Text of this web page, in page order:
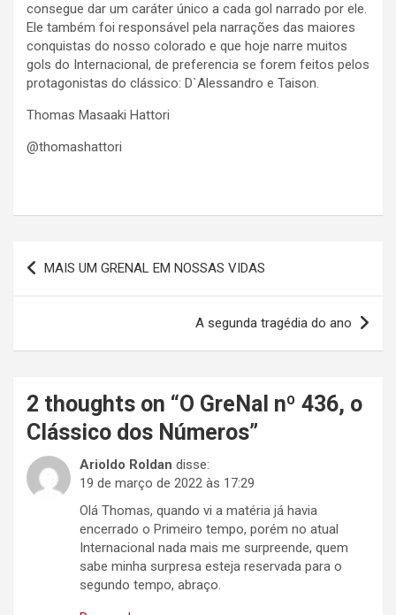
consegue dar um caráter único a cada gol narrado por ele.
Ele também foi responsável pela narrações das maiores
conquistas do nosso colorado e que hoje narre muitos
gols do Internacional, de preferencia se forem feitos pelos
protagonistas do clássico: D`Alessandro e Taison.
Thomas Masaaki Hattori
@thomashattori
Navegação
de
MAIS UM GRENAL EM NOSSAS VIDAS
A segunda tragédia do ano
2 thoughts on “O GreNal nº 436, o
Clássico dos Números”
Arioldo Roldan disse:
19 de março de 2022 às 17:29
Olá Thomas, quando vi a matéria já havia
encerrado o Primeiro tempo, porém no atual
Internacional nada mais me surpreende, quem
sabe minha surpresa esteja reservada para o
segundo tempo, abraço.